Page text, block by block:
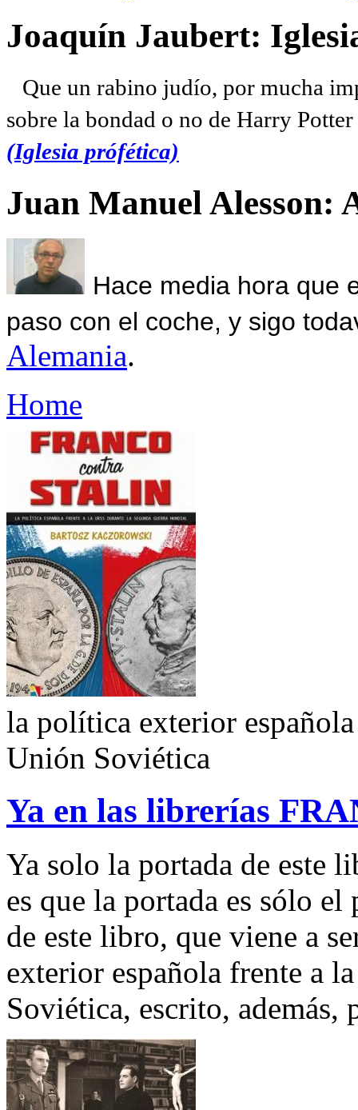
Joaquín Jaubert:
Que un rabino judío, por mucha
sobre la bondad o no de Harry
(Iglesia prófética)
Juan Manuel Alesson:
Hace media hora que
paso con el coche, y sigo
Alemania.
Home
la política exterior
Unión Soviética
Ya en las librerías
Ya solo la portada de este
es que la portada es sólo
de este libro, que viene a
exterior española frente a
Soviética, escrito, además,